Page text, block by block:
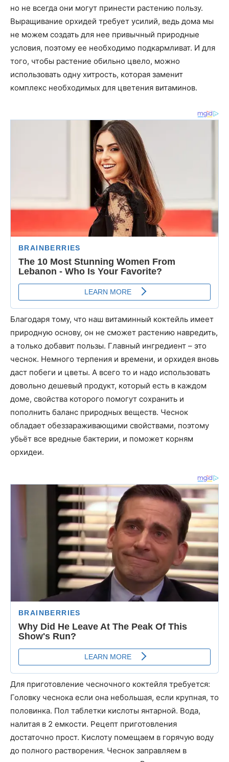
но не всегда они могут принести растению пользу.
Выращивание орхидей требует усилий, ведь дома мы
не можем создать для нее привычный природные
условия, поэтому ее необходимо подкармливат. И для
того, чтобы растение обильно цвело, можно
использовать одну хитрость, которая заменит
комплекс необходимых для цветения витаминов.
Благодаря тому, что наш витаминный коктейль имеет
природную основу, он не сможет растению навредить,
а только добавит пользы. Главный ингредиент – это
чеснок. Немного терпения и времени, и орхидея вновь
даст побеги и цветы. А всего то и надо использовать
довольно дешевый продукт, который есть в каждом
доме, свойства которого помогут сохранить и
пополнить баланс природных веществ. Чеснок
обладает обеззараживающими свойствами, поэтому
убьёт все вредные бактерии, и поможет корням
орхидеи.
Для приготовление чесночного коктейля требуется:
Головку чеснока если она небольшая, если крупная, то
половинка. Пол таблетки кислоты янтарной. Вода,
налитая в 2 емкости. Рецепт приготовления
достаточно прост. Кислоту помещаем в горячую воду
до полного растворения. Чеснок заправляем в